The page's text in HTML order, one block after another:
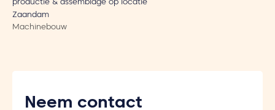
productie & assemblage op locatie
Zaandam
Machinebouw
Neem contact